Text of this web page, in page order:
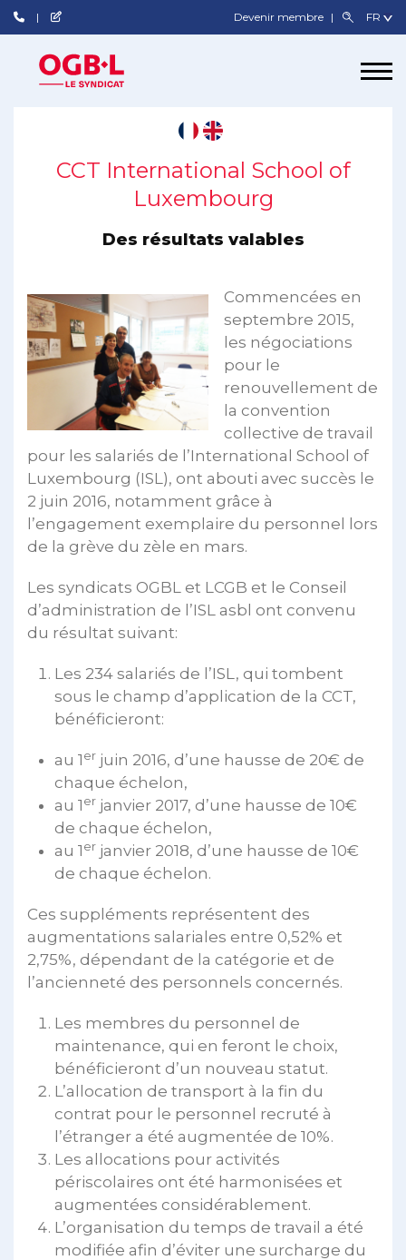
Devenir membre
CCT International School of
Luxembourg
Des résultats valables
Commencées en
septembre 2015,
les négociations
pour le
renouvellement de
la convention
collective de travail
pour les salariés de l’International School of
Luxembourg (ISL), ont abouti avec succès le
2 juin 2016, notamment grâce à
l’engagement exemplaire du personnel lors
de la grève du zèle en mars.
Les syndicats OGBL et LCGB et le Conseil
d’administration de l’ISL asbl ont convenu
du résultat suivant:
Les 234 salariés de l’ISL, qui tombent
sous le champ d’application de la CCT,
bénéficieront:
au 1 er juin 2016, d’une hausse de 20€ de
chaque échelon,
au 1 er janvier 2017, d’une hausse de 10€
de chaque échelon,
au 1 er janvier 2018, d’une hausse de 10€
de chaque échelon.
Ces suppléments représentent des
augmentations salariales entre 0,52% et
2,75%, dépendant de la catégorie et de
l’ancienneté des personnels concernés.
Les membres du personnel de
maintenance, qui en feront le choix,
bénéficieront d’un nouveau statut.
L’allocation de transport à la fin du
contrat pour le personnel recruté à
l’étranger a été augmentée de 10%.
Les allocations pour activités
périscolaires ont été harmonisées et
augmentées considérablement.
L’organisation du temps de travail a été
modifiée afin d’éviter une surcharge du